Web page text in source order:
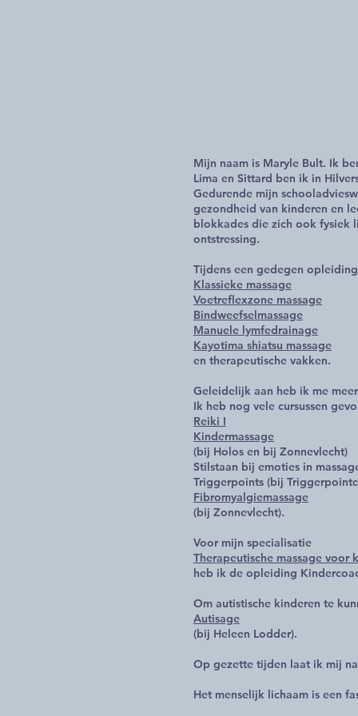
Mijn naam is Maryle Bult. Ik
Lima en Sittard ben ik in
Gedurende mijn
gezondheid van kinderen en
blokkades die zich ook fysiek
ontstressing.
Tijdens een gedegen
Klassieke massage
Voetreflexzone massage
Bindweefselmassage
Manuele lymfedrainage
Kayotima shiatsu massage
en therapeutische vakken.
Geleidelijk aan heb ik me
Ik heb nog vele cursussen
Reiki I
Kindermassage
(bij Holos en bij Zonnevlecht)
Stilstaan bij emoties in
Triggerpoints (bij
Fibromyalgiemassage
(bij Zonnevlecht).
Voor mijn specialisatie
Therapeutische massage voor
heb ik de opleiding
Om autistische kinderen te
Autisage
(bij Heleen Lodder).
Op gezette tijden laat ik mij
Het menselijk lichaam is een